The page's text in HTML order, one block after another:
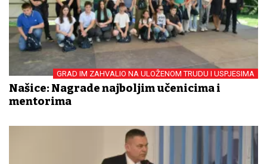
GRAD IM ZAHVALIO NA ULOŽENOM TRUDU I USPJESIMA
Našice: Nagrade najboljim učenicima i
mentorima